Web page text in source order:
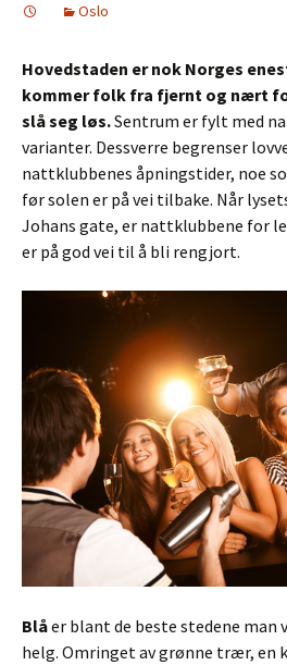
Oslo
Hovedstaden er nok Norges
kommer folk fra fjernt og nært
slå seg løs.Sentrum er fylt med
varianter. Dessverre begrenser
nattklubbenes åpningstider, noe
før solen er på vei tilbake. Når
Johans gate, er nattklubbene for
er på god vei til å bli rengjort.
Blåer blant de beste stedene man
helg. Omringet av grønne trær, en